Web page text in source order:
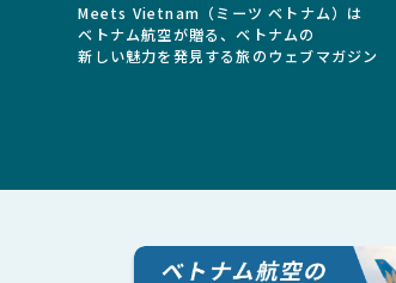
Meets Vietnam（ミーツ ベトナム）は
ベトナム航空が贈る、ベトナムの
新しい魅力を発見する旅のウェブマガジン